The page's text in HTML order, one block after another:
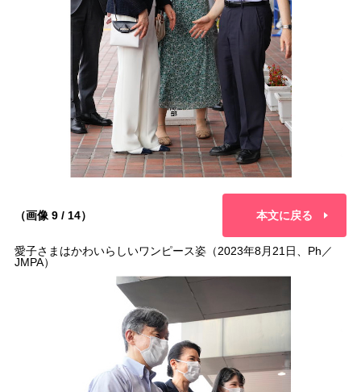
（画像 9 / 14） 本文に戻る
愛子さまはかわいらしいワンピース姿（2023年8月21日、Ph／
JMPA）